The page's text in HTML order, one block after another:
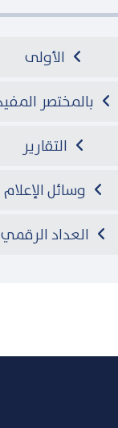
الأولى
بالمختصر
التقارير
وسائل الإعلام
العداد الرقمي